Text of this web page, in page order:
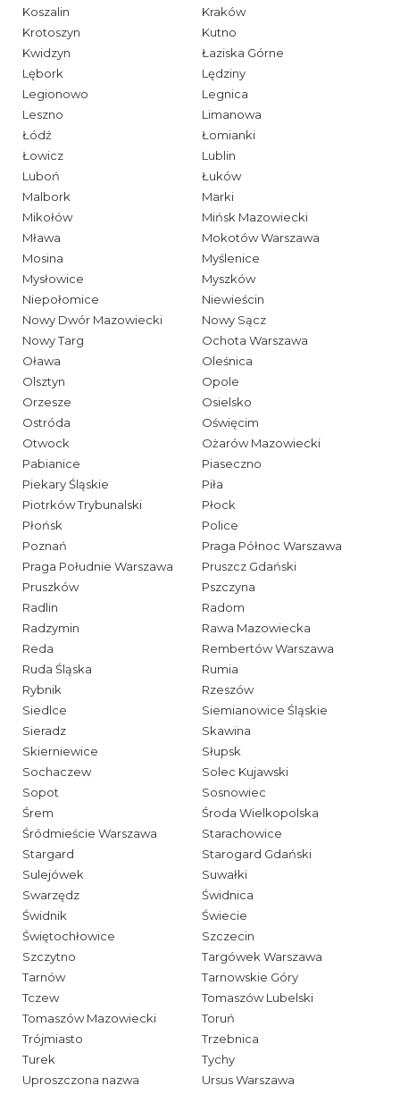
Koszalin
Kraków
Krotoszyn
Kutno
Kwidzyn
Łaziska Górne
Lębork
Lędziny
Legionowo
Legnica
Leszno
Limanowa
Łódź
Łomianki
Łowicz
Lublin
Luboń
Łuków
Malbork
Marki
Mikołów
Mińsk Mazowiecki
Mława
Mokotów Warszawa
Mosina
Myślenice
Mysłowice
Myszków
Niepołomice
Niewieścin
Nowy Dwór Mazowiecki
Nowy Sącz
Nowy Targ
Ochota Warszawa
Oława
Oleśnica
Olsztyn
Opole
Orzesze
Osielsko
Ostróda
Oświęcim
Otwock
Ożarów Mazowiecki
Pabianice
Piaseczno
Piekary Śląskie
Piła
Piotrków Trybunalski
Płock
Płońsk
Police
Poznań
Praga Północ Warszawa
Praga Południe Warszawa
Pruszcz Gdański
Pruszków
Pszczyna
Radlin
Radom
Radzymin
Rawa Mazowiecka
Reda
Rembertów Warszawa
Ruda Śląska
Rumia
Rybnik
Rzeszów
Siedlce
Siemianowice Śląskie
Sieradz
Skawina
Skierniewice
Słupsk
Sochaczew
Solec Kujawski
Sopot
Sosnowiec
Śrem
Środa Wielkopolska
Śródmieście Warszawa
Starachowice
Stargard
Starogard Gdański
Sulejówek
Suwałki
Swarzędz
Świdnica
Świdnik
Świecie
Świętochłowice
Szczecin
Szczytno
Targówek Warszawa
Tarnów
Tarnowskie Góry
Tczew
Tomaszów Lubelski
Tomaszów Mazowiecki
Toruń
Trójmiasto
Trzebnica
Turek
Tychy
Uproszczona nazwa
Ursus Warszawa